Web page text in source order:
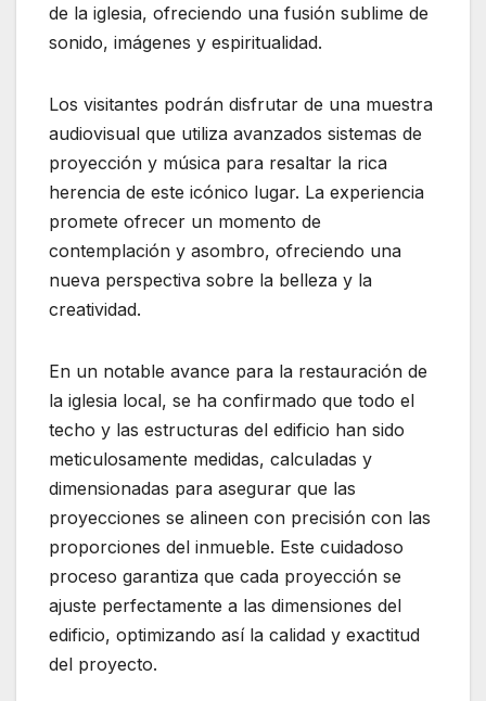
de la iglesia, ofreciendo una fusión sublime de
sonido, imágenes y espiritualidad.
Los visitantes podrán disfrutar de una muestra
audiovisual que utiliza avanzados sistemas de
proyección y música para resaltar la rica
herencia de este icónico lugar. La experiencia
promete ofrecer un momento de
contemplación y asombro, ofreciendo una
nueva perspectiva sobre la belleza y la
creatividad.
En un notable avance para la restauración de
la iglesia local, se ha confirmado que todo el
techo y las estructuras del edificio han sido
meticulosamente medidas, calculadas y
dimensionadas para asegurar que las
proyecciones se alineen con precisión con las
proporciones del inmueble. Este cuidadoso
proceso garantiza que cada proyección se
ajuste perfectamente a las dimensiones del
edificio, optimizando así la calidad y exactitud
del proyecto.